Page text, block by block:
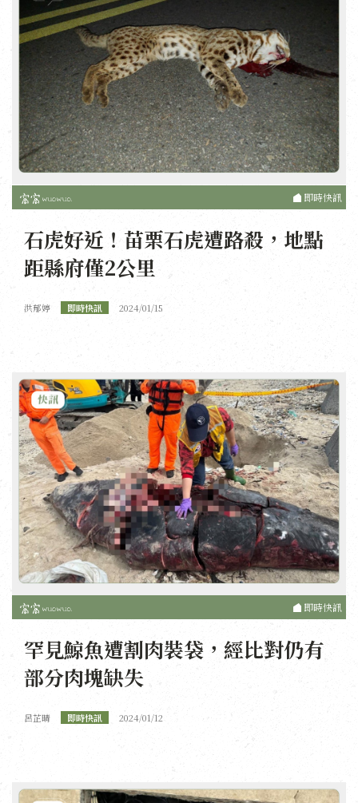
即時快訊
石虎好近！苗栗石虎遭路殺，地點
距縣府僅2公里
洪郁婷 即時快訊 2024/01/15
即時快訊
罕見鯨魚遭割肉裝袋，經比對仍有
部分肉塊缺失
呂芷晴 即時快訊 2024/01/12